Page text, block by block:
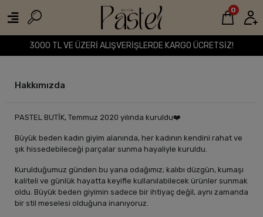
3000 TL VE ÜZERİ ALIŞVERİŞLERDE KARGO ÜCRETSİZ!
0
Hakkımızda
PASTEL BUTİK, Temmuz 2020 yılında kuruldu❤️
Büyük beden kadın giyim alanında, her kadının kendini rahat ve
şık hissedebileceği parçalar sunma hayaliyle kuruldu.
Kurulduğumuz günden bu yana odağımız; kalıbı düzgün, kumaşı
kaliteli ve günlük hayatta keyifle kullanılabilecek ürünler sunmak
oldu. Büyük beden giyimin sadece bir ihtiyaç değil, aynı zamanda
bir stil meselesi olduğuna inanıyoruz.